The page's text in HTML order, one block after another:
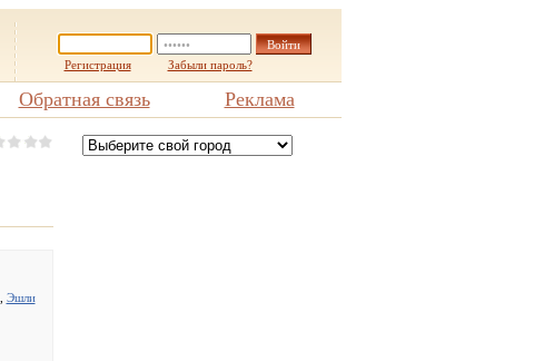
Регистрация Забыли пароль?
Обратная связь Реклама
Эшли